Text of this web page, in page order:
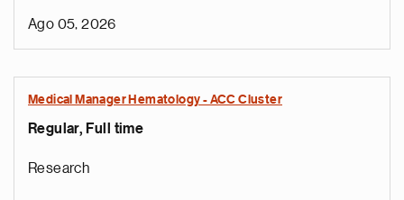
Ago 05, 2026
Medical Manager Hematology - ACC Cluster
Regular, Full time
Research